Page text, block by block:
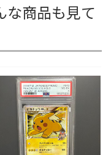
な商品も見て